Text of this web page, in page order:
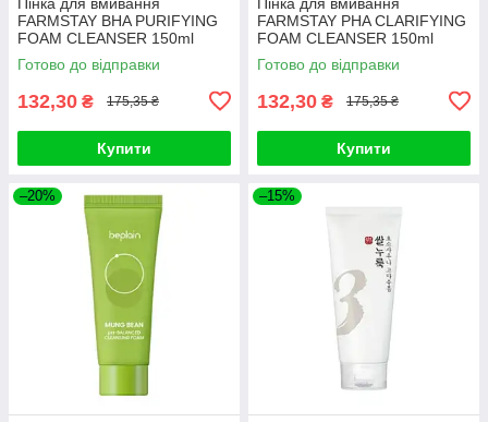
FARMSTAY BHA PURIFYING
FOAM CLEANSER 150ml
Готово до відправки
132,30 ₴ 175,35 ₴
Купити
FARMSTAY PHA CLARIFYING
FOAM CLEANSER 150ml
Готово до відправки
132,30 ₴ 175,35 ₴
Купити
–20% –15%